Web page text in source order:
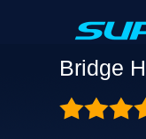
Bridge